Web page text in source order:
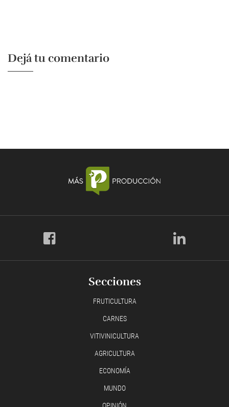
Dejá tu comentario
Secciones
FRUTICULTURA
CARNES
VITIVINICULTURA
AGRICULTURA
ECONOMÍA
MUNDO
OPINIÓN